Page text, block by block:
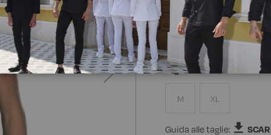
96% Poliestere 4% Spandex
Taglia
M XL
Guida alle taglie: